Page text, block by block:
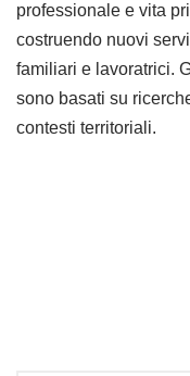
professionale e vita
costruendo nuovi
familiari e lavoratrici.
sono basati su
contesti territoriali.